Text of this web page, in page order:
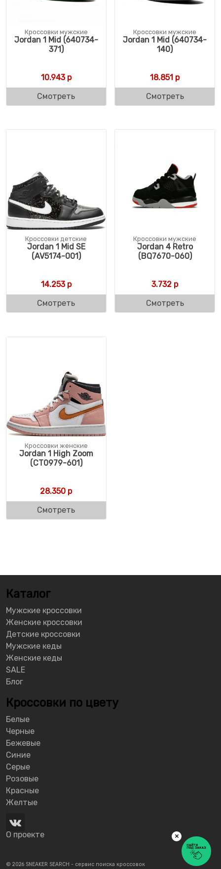
Кроссовки мужские
Jordan 1 Mid (640734-
371)
10.943р
Смотреть
Кроссовки мужские
Jordan 1 Mid (640734-
140)
18.851 р
Смотреть
Кроссовки детские
Jordan 1 Mid SE
(AV5174-001)
14.253р
Смотреть
Кроссовки мужские
Jordan 4 Retro
(BQ7670-060)
3.732 р
Смотреть
Кроссовки женские
Jordan 1 High Zoom
(CT0979-601)
28.350 р
Смотреть
Каталог
Мужские кроссовки
Женские кроссовки
Детские кроссовки
Мужские кеды
Женские кеды
SALE
Блог
Кроссовки по цвету
Белые
Черные
Бежевые
Синие
Серые
Розовые
Красные
Желтые
О проекте
© 2026 SNEAKER SEARCH - сервис поиска кроссовок
×